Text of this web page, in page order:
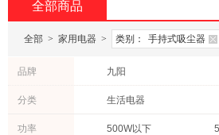
全部商品
全部 > 家用电器 > 类别： 手持式吸尘器
品牌 九阳
分类 生活电器
功率 500W以下
加